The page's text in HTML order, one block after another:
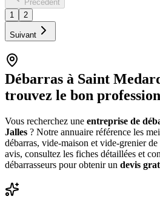
Précédent
1
2
Suivant
Débarras à Saint
trouvez le bon
Vous recherchez une entreprise de
Jalles ? Notre annuaire référence les
débarras, vide-maison et vide-grenier
avis, consultez les fiches détaillées et
débarrasseurs pour obtenir un devis